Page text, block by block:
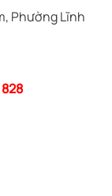
Phường Lĩnh